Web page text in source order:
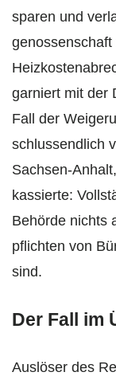
sparen und
garniert mit der
Fall der
schlussendlich
Sachsen-
kassierte:
Behörde nichts
pflichten von
sind.
Der Fall im
Auslöser des